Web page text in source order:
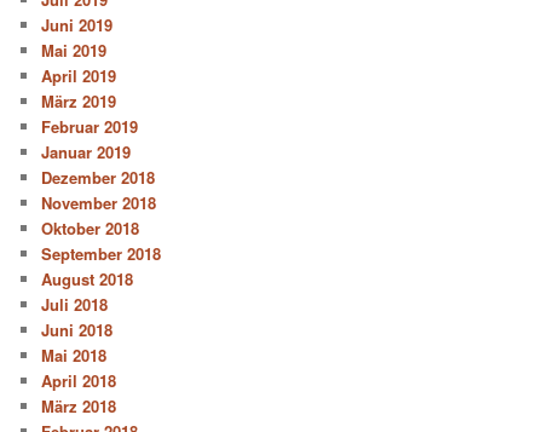
Juni 2019
Mai 2019
April 2019
März 2019
Februar 2019
Januar 2019
Dezember 2018
November 2018
Oktober 2018
September 2018
August 2018
Juli 2018
Juni 2018
Mai 2018
April 2018
März 2018